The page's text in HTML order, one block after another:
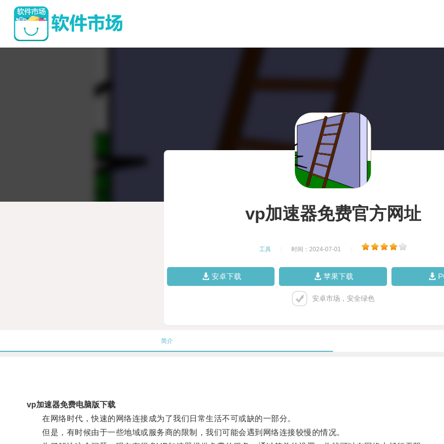
vp加速器免费官方网址
工具 时间：2024-07-01
安卓下载 苹果下载
安卓市场，安全绿色
简介
vp加速器免费电脑版下载
在网络时代，快速的网络连接成为了我们日常生活不可或缺的一部分。
但是，有时候由于一些地域或服务商的限制，我们可能会遇到网络连接较慢的情况。